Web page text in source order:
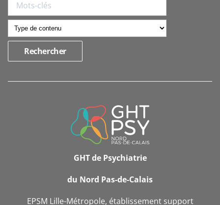
INFORMATIONS
GHT de Psychiatrie
du Nord Pas-de-Calais
EPSM Lille-Métropole, établissement support